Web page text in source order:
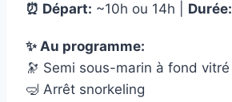
⏰ Départ: ~10h ou 14h | Durée:
✨ Au programme:
🔭 Semi sous-marin à fond vitré
🤿 Arrêt snorkeling